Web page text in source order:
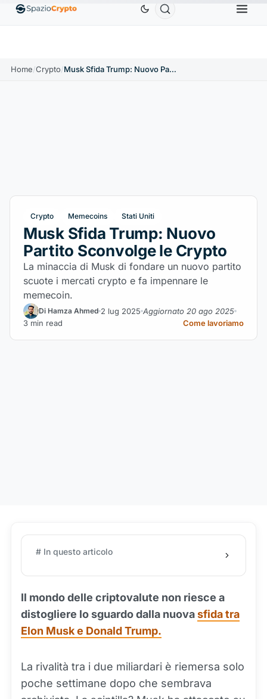
EthereumETH1.880,58 USD TetherUSDT ↑0.00%
Home/Crypto/ Musk Sfida Trump: Nuovo Partito Sconvolge le Crypto
Crypto Memecoins Stati Uniti
Musk Sfida Trump: Nuovo
Partito Sconvolge le Crypto
La minaccia di Musk di fondare un nuovo partito
scuote i mercati crypto e fa impennare le
memecoin.
Di Hamza Ahmed 2 lug 2025 Aggiornato 20 ago 2025
3 min read
Come lavoriamo
# In questo articolo
Il mondo delle criptovalute non riesce a
distogliere lo sguardo dalla nuovasfida tra
Elon Musk e Donald Trump.
La rivalità tra i due miliardari è riemersa solo
poche settimane dopo che sembrava